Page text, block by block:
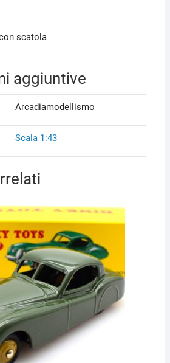
scatola
aggiuntive
Arcadiamodellismo
Scala 1:43